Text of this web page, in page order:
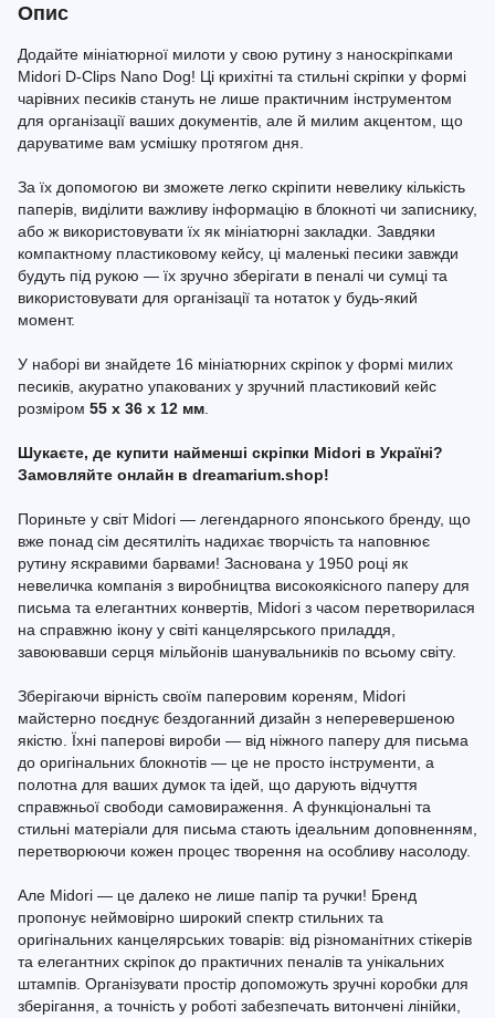
Опис
Додайте мініатюрної милоти у свою рутину з наноскріпками
Midori D-Clips Nano Dog! Ці крихітні та стильні скріпки у формі
чарівних песиків стануть не лише практичним інструментом
для організації ваших документів, але й милим акцентом, що
даруватиме вам усмішку протягом дня.
За їх допомогою ви зможете легко скріпити невелику кількість
паперів, виділити важливу інформацію в блокноті чи записнику,
або ж використовувати їх як мініатюрні закладки. Завдяки
компактному пластиковому кейсу, ці маленькі песики завжди
будуть під рукою — їх зручно зберігати в пеналі чи сумці та
використовувати для організації та нотаток у будь-який
момент.
У наборі ви знайдете 16 мініатюрних скріпок у формі милих
песиків, акуратно упакованих у зручний пластиковий кейс
розміром 55 х 36 х 12 мм
Шукаєте, де купити найменші скріпки Midori в Україні?
Замовляйте онлайн в dreamarium.shop!
Пориньте у світ Midori — легендарного японського бренду, що
вже понад сім десятиліть надихає творчість та наповнює
рутину яскравими барвами! Заснована у 1950 році як
невеличка компанія з виробництва високоякісного паперу для
письма та елегантних конвертів, Midori з часом перетворилася
на справжню ікону у світі канцелярського приладдя,
завоювавши серця мільйонів шанувальників по всьому світу.
Зберігаючи вірність своїм паперовим кореням, Midori
майстерно поєднує бездоганний дизайн з неперевершеною
якістю. Їхні паперові вироби — від ніжного паперу для письма
до оригінальних блокнотів — це не просто інструменти, а
полотна для ваших думок та ідей, що дарують відчуття
справжньої свободи самовираження. А функціональні та
стильні матеріали для письма стають ідеальним доповненням,
перетворюючи кожен процес творення на особливу насолоду.
Але Midori — це далеко не лише папір та ручки! Бренд
пропонує неймовірно широкий спектр стильних та
оригінальних канцелярських товарів: від різноманітних стікерів
та елегантних скріпок до практичних пеналів та унікальних
штампів. Організувати простір допоможуть зручні коробки для
зберігання, а точність у роботі забезпечать витончені лінійки,